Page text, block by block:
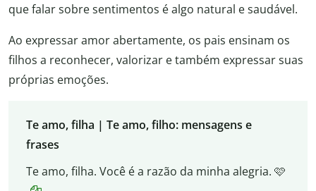
que falar sobre sentimentos é algo natural e saudável.
Ao expressar amor abertamente, os pais ensinam os
filhos a reconhecer, valorizar e também expressar suas
próprias emoções.
Te amo, filha | Te amo, filho: mensagens e
frases
Te amo, filha. Você é a razão da minha alegria. 🩷